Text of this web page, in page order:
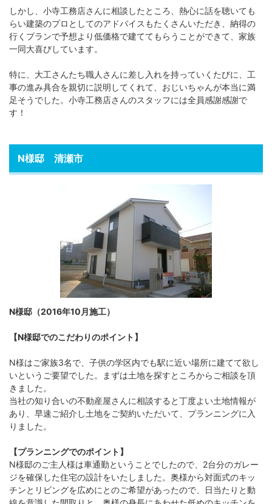
しかし、小寺工務店さんに相談したところ、熱心に話を聴いても
らい建築のプロとしてのアドバイスもたくさんいただき、納得の
行くプランで予想より低価格で建ててもらうことができて、家族
一同大喜びしています。
特に、大工さんたち職人さんに差し入れを持っていくたびに、工
事の進み具合を親切に説明してくれて、おじいちゃんが本当に満
足そうでした。小寺工務店さんのスタッフには全員感謝感謝で
す！
N様邸 清瀬市
N様邸（2016年10月施工）
【N様邸でのこだわりのポイント】
N様はご家族3名で、子供の学区内でも駅に近い場所に建てて欲し
いというご要望でした。まずは土地を探すところからご相談を頂
きました。
当社の知り合いの不動産屋さんに相談すると丁度よい土地情報が
あり、早速ご紹介し土地をご契約いただいて、プランニングに入
りました。
【プランニングでのポイント】
N様邸のご主人様は車通勤ということでしたので、2台分のガレー
ジを確保した住宅の設計をいたしました。奥様から対面式のキッ
チンとリビングを広めにとのご希望があったので、日当たりと動